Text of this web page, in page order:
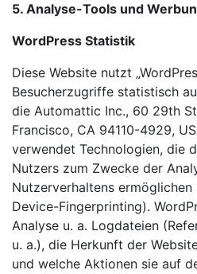
5. Analyse-Tools und
WordPress Statistik
Diese Website nutzt
Besucherzugriffe statistisch
die Automattic Inc., 60 29th
Francisco, CA 94110-4929,
verwendet Technologien, die
Nutzers zum Zwecke der
Nutzerverhaltens
Device-Fingerprinting).
Analyse u. a. Logdateien
u. a.), die Herkunft der
und welche Aktionen sie auf